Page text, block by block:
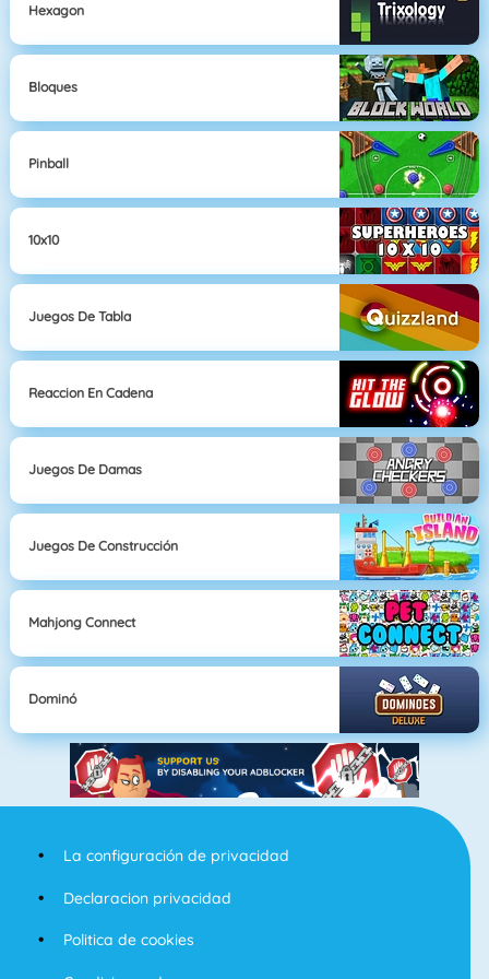
Hexagon
Bloques
Pinball
10x10
Juegos De Tabla
Reaccion En Cadena
Juegos De Damas
Juegos De Construcción
Mahjong Connect
Dominó
La configuración de privacidad
Declaracion privacidad
Politica de cookies